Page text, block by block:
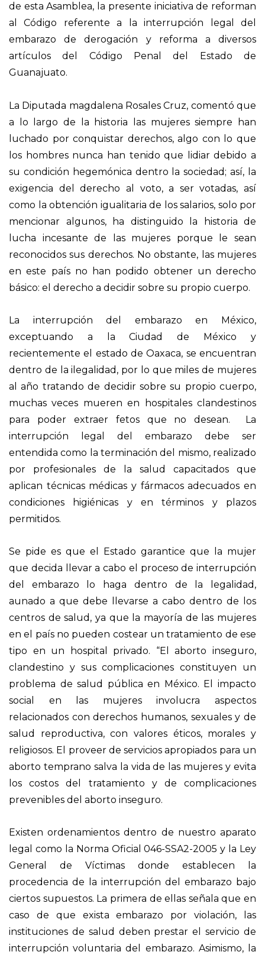
de esta Asamblea, la presente iniciativa de reforman
al Código referente a la interrupción legal del
embarazo de derogación y reforma a diversos
artículos del Código Penal del Estado de
Guanajuato.
La Diputada magdalena Rosales Cruz, comentó que
a lo largo de la historia las mujeres siempre han
luchado por conquistar derechos, algo con lo que
los hombres nunca han tenido que lidiar debido a
su condición hegemónica dentro la sociedad; así, la
exigencia del derecho al voto, a ser votadas, así
como la obtención igualitaria de los salarios, solo por
mencionar algunos, ha distinguido la historia de
lucha incesante de las mujeres porque le sean
reconocidos sus derechos. No obstante, las mujeres
en este país no han podido obtener un derecho
básico: el derecho a decidir sobre su propio cuerpo.
La interrupción del embarazo en México,
exceptuando a la Ciudad de México y
recientemente el estado de Oaxaca, se encuentran
dentro de la ilegalidad, por lo que miles de mujeres
al año tratando de decidir sobre su propio cuerpo,
muchas veces mueren en hospitales clandestinos
para poder extraer fetos que no desean. La
interrupción legal del embarazo debe ser
entendida como la terminación del mismo, realizado
por profesionales de la salud capacitados que
aplican técnicas médicas y fármacos adecuados en
condiciones higiénicas y en términos y plazos
permitidos.
Se pide es que el Estado garantice que la mujer
que decida llevar a cabo el proceso de interrupción
del embarazo lo haga dentro de la legalidad,
aunado a que debe llevarse a cabo dentro de los
centros de salud, ya que la mayoría de las mujeres
en el país no pueden costear un tratamiento de ese
tipo en un hospital privado. “El aborto inseguro,
clandestino y sus complicaciones constituyen un
problema de salud pública en México. El impacto
social en las mujeres involucra aspectos
relacionados con derechos humanos, sexuales y de
salud reproductiva, con valores éticos, morales y
religiosos. El proveer de servicios apropiados para un
aborto temprano salva la vida de las mujeres y evita
los costos del tratamiento y de complicaciones
prevenibles del aborto inseguro.
Existen ordenamientos dentro de nuestro aparato
legal como la Norma Oficial 046-SSA2-2005 y la Ley
General de Víctimas donde establecen la
procedencia de la interrupción del embarazo bajo
ciertos supuestos. La primera de ellas señala que en
caso de que exista embarazo por violación, las
instituciones de salud deben prestar el servicio de
interrupción voluntaria del embarazo. Asimismo, la